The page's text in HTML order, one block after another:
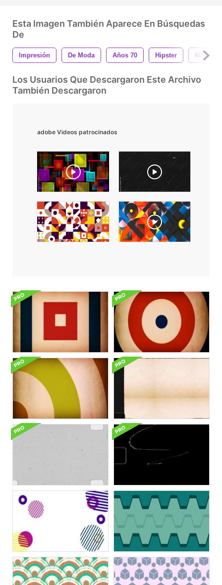
Esta Imagen También Aparece En Búsquedas
De
Impresión De Moda Años 70 Hipster Marco
Los Usuarios Que Descargaron Este Archivo
También Descargaron
adobe Videos patrocinados